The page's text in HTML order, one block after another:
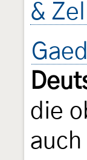
&
die